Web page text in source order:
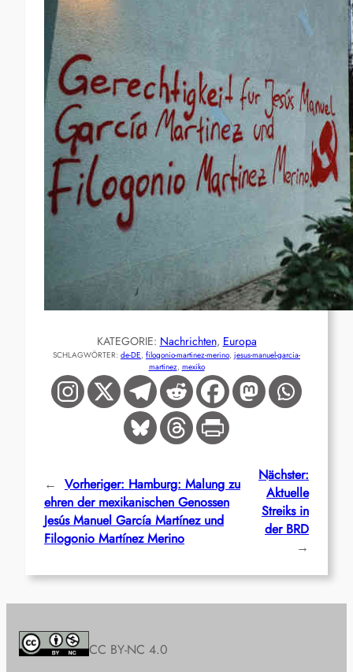
KATEGORIE: Nachrichten, Europa
SCHLAGWÖRTER: de-DE, filogonio-martinez-merino, jesus-manuel-garcia-
martinez, mexiko
← Vorheriger: Hamburg: Malung zu
ehren der mexikanischen Genossen
Jesús Manuel García Martínez und
Filogonio Martínez Merino
Nächster:
Aktuelle
Streiks in
der BRD
→
CC BY-NC 4.0